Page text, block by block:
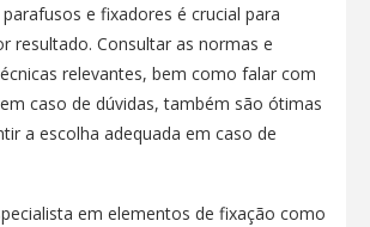
e fixadores é crucial para
resultado. Consultar as normas e
relevantes, bem como falar com
caso de dúvidas, também são ótimas
a escolha adequada em caso de
em elementos de fixação como